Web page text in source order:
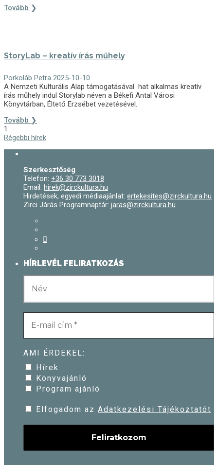
Tovább ❯
StoryLab – kreatív írás műhely
Porkoláb Petra 2025-10-10
A Nemzeti Kulturális Alap támogatásával hat alkalmas kreatív
írás műhely indul Storylab néven a Békefi Antal Városi
Könyvtárban, Éltető Erzsébet vezetésével.
Tovább ❯
1
Régebbi hírek
Szerkesztőség
Telefon: +36 30 773 3018
Email: hirek@zirckultura.hu
Hirdetések, egyedi médiaajánlat: ertekesites@zirckultura.hu
Zirci Járás Programnaptár: jaras@zirckultura.hu
HÍRLEVÉL FELIRATKOZÁS
AMI ÉRDEKEL:
Hírek
Könyvajánló
Program ajánló
Elfogadom az Adatkezelési Tájékoztatót